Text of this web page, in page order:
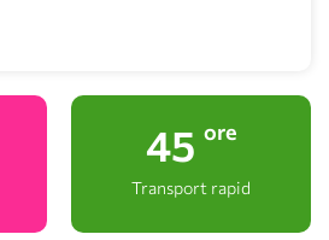
48 ore
Transport rapid